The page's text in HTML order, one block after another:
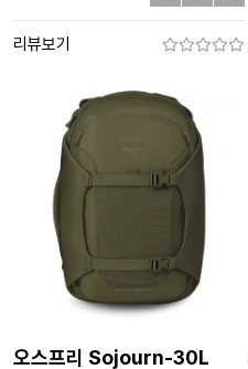
리뷰보기
오스프리 Sojourn-30L